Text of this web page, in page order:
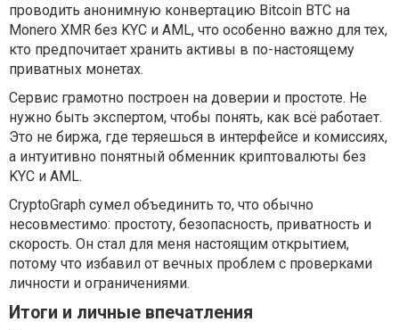
проводить анонимную конвертацию Bitcoin BTC на
Monero XMR без KYC и AML, что особенно важно для тех,
кто предпочитает хранить активы в по-настоящему
приватных монетах.
Сервис грамотно построен на доверии и простоте. Не
нужно быть экспертом, чтобы понять, как всё работает.
Это не биржа, где теряешься в интерфейсе и комиссиях,
а интуитивно понятный обменник криптовалюты без
KYC и AML.
CryptoGraph сумел объединить то, что обычно
несовместимо: простоту, безопасность, приватность и
скорость. Он стал для меня настоящим открытием,
потому что избавил от вечных проблем с проверками
личности и ограничениями.
Итоги и личные впечатления